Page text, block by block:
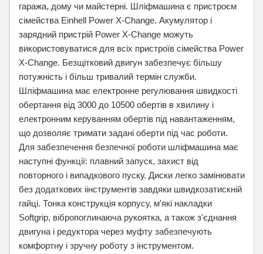
гаража, дому чи майстерні. Шліфмашина є пристроєм
сімейства Einhell Power X-Change. Акумулятор і
зарядний пристрій Power X-Change можуть
використовуватися для всіх пристроїв сімейства Power
X-Change. Безщітковий двигун забезпечує більшу
потужність і більш тривалий термін служби.
Шліфмашина має електронне регулювання швидкості
обертання від 3000 до 10500 обертів в хвилину і
електронним керуванням обертів під навантаженням,
що дозволяє тримати задані оберти під час роботи.
Для забезпечення безпечної роботи шліфмашина має
наступні функції: плавний запуск, захист від
повторного і випадкового пуску. Диски легко замінювати
без додаткових іінструментів завдяки швидкозатискній
гайці. Тонка конструкція корпусу, м'які накладки
Softgrip, вібропоглинаюча рукоятка, а також з'єднання
двигуна і редуктора через муфту забезпечують
комфортну і зручну роботу з інструментом.